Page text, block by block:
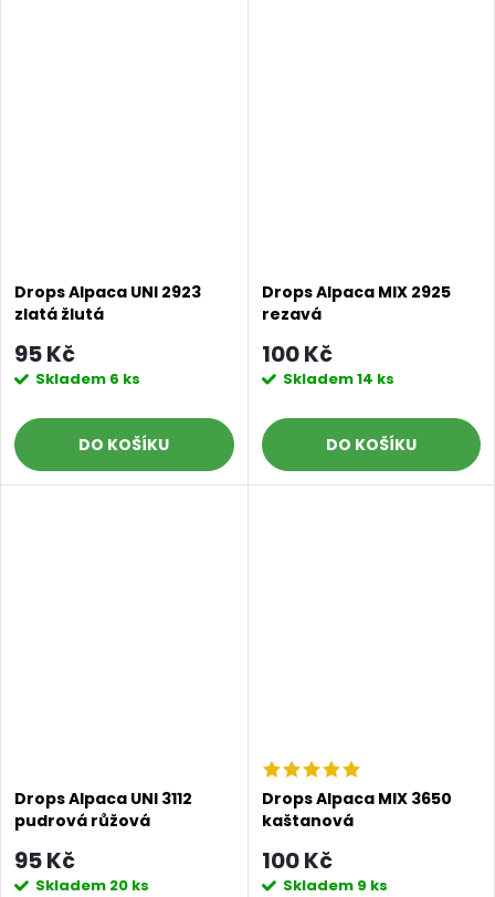
Drops Alpaca UNI 2923
zlatá žlutá
95 Kč
Skladem 6 ks
DO KOŠÍKU
Drops Alpaca MIX 2925
rezavá
100 Kč
Skladem14 ks
DO KOŠÍKU
Drops Alpaca UNI 3112
pudrová růžová
95 Kč
Skladem 20 ks
Drops Alpaca MIX 3650
kaštanová
100 Kč
Skladem 9 ks